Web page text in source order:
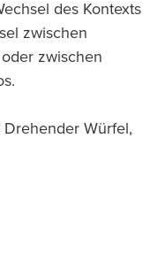
des Kontexts
zwischen
zwischen
Würfel,